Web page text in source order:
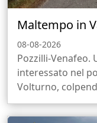
Maltempo in
08-08-2026
Pozzilli-Venafeo.
interessato nel
Volturno,